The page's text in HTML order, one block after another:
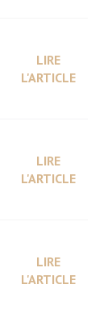
LIRE
L'ARTICLE
LIRE
L'ARTICLE
LIRE
L'ARTICLE